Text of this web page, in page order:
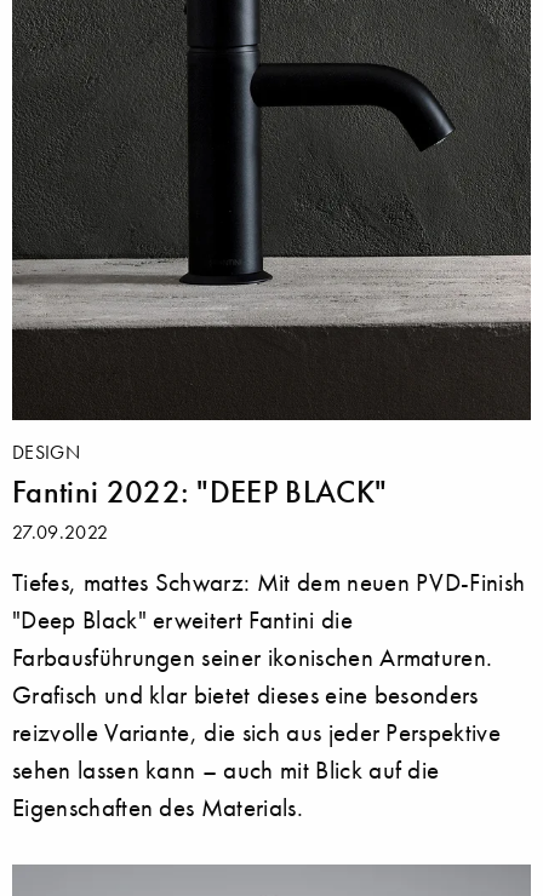
DESIGN
Fantini 2022: "DEEP BLACK"
27.09.2022
Tiefes, mattes Schwarz: Mit dem neuen PVD-Finish
"Deep Black" erweitert Fantini die
Farbausführungen seiner ikonischen Armaturen.
Grafisch und klar bietet dieses eine besonders
reizvolle Variante, die sich aus jeder Perspektive
sehen lassen kann – auch mit Blick auf die
Eigenschaften des Materials.